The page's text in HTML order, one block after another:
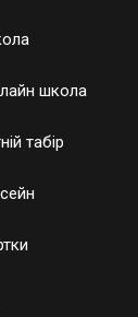
школа
табір